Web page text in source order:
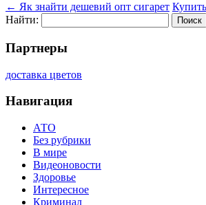
← Як знайти дешевий опт сигарет
Найти:
Партнеры
доставка цветов
Навигация
АТО
Без рубрики
В мире
Видеоновости
Здоровье
Интересное
Криминал